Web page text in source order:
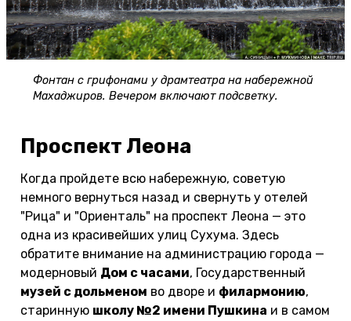
Фонтан с грифонами у драмтеатра на набережной
Махаджиров. Вечером включают подсветку.
Проспект Леона
Когда пройдете всю набережную, советую
немного вернуться назад и свернуть у отелей
"Рица" и "Ориенталь" на проспект Леона — это
одна из красивейших улиц Сухума. Здесь
обратите внимание на администрацию города —
модерновый Дом с часами, Государственный
музей с дольменом во дворе и филармонию,
старинную школу №2 имени Пушкина и в самом